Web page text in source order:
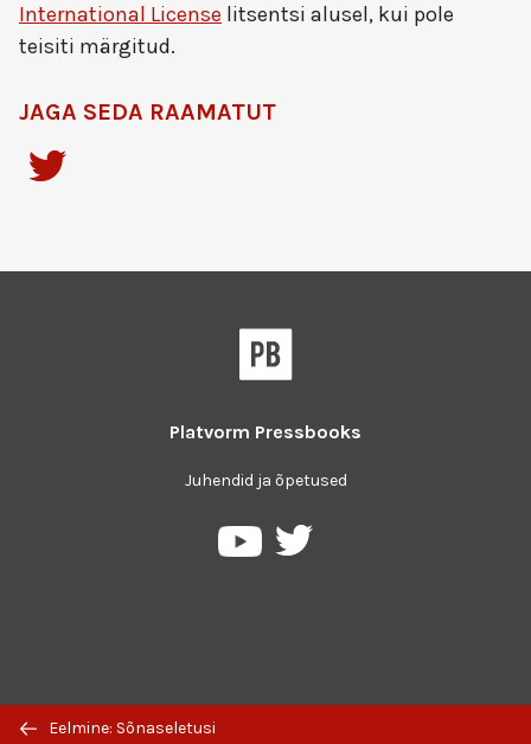
Eelmine: Sõnaseletusi
International License litsentsi alusel, kui pole
teisiti märgitud.
JAGA SEDA RAAMATUT
Platvorm Pressbooks
Juhendid ja õpetused
PressbooksPressbooks